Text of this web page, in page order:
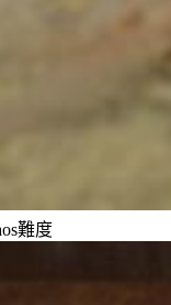
難度